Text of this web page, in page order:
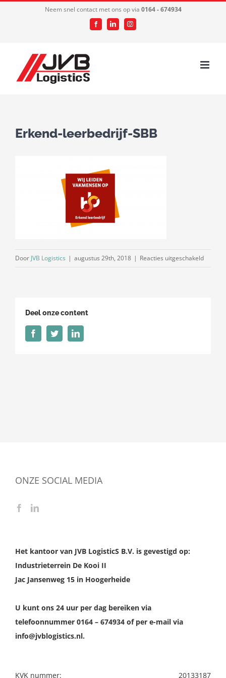
Neem snel contact met ons op via 0164 - 674934
FacebookLinkedInInstagram
Erkend-leerbedrijf-SBB
Door JVB Logistics | augustus 29th, 2018 | Reacties uitgeschakeldvoor
Deel onze content
FacebookTwitterLinkedIn
ONZE SOCIAL MEDIA
Het kantoor van JVB LogisticS B.V. is gevestigd op:
Industrieterrein De Kooi II
Jac Jansenweg 15 in Hoogerheide
U kunt ons 24 uur per dag bereiken via
telefoonnummer 0164 – 674934 of per e-mail via
info@jvblogistics.nl.
KVK nummer: 20133187